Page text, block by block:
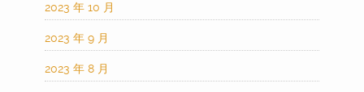
2023 年 10 月
2023 年 9 月
2023 年 8 月